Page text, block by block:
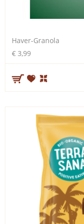
Haver-Granola
€ 3,99